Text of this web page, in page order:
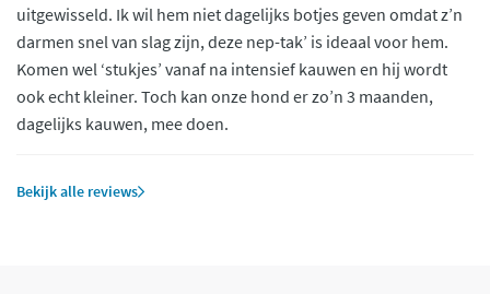
uitgewisseld. Ik wil hem niet dagelijks botjes geven omdat z’n
darmen snel van slag zijn, deze nep-tak’ is ideaal voor hem.
Komen wel ‘stukjes’ vanaf na intensief kauwen en hij wordt
ook echt kleiner. Toch kan onze hond er zo’n 3 maanden,
dagelijks kauwen, mee doen.
Bekijk alle reviews